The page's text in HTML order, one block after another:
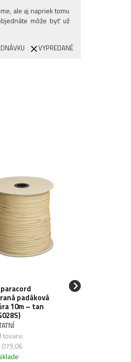
ale aj napriek tomu
môže byť už
VYPREDANÉ
paracord
padáková
10m – tan
tovaru: